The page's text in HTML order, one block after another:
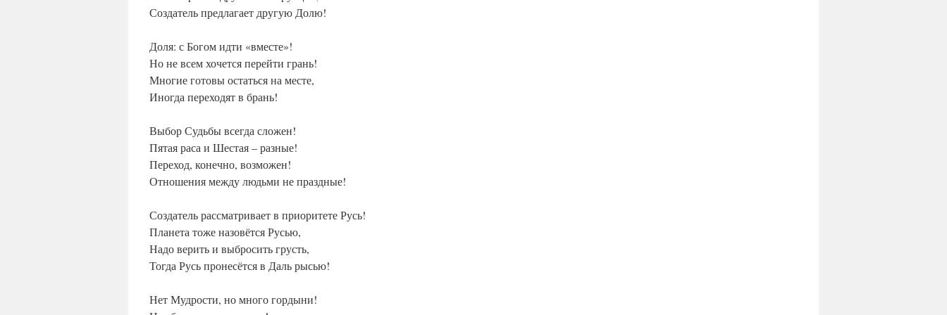
Создатель предлагает другую Долю!
Доля: с Богом идти «вместе»!
Но не всем хочется перейти грань!
Многие готовы остаться на месте,
Иногда переходят в брань!
Выбор Судьбы всегда сложен!
Пятая раса и Шестая – разные!
Переход, конечно, возможен!
Отношения между людьми не праздные!
Создатель рассматривает в приоритете Русь!
Планета тоже назовётся Русью,
Надо верить и выбросить грусть,
Тогда Русь пронесётся в Даль рысью!
Нет Мудрости, но много гордыни!